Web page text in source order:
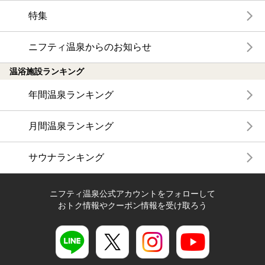
特集
ニフティ温泉からのお知らせ
温浴施設ランキング
年間温泉ランキング
月間温泉ランキング
サウナランキング
ニフティ温泉公式アカウントをフォローして
おトク情報やクーポン情報を受け取ろう